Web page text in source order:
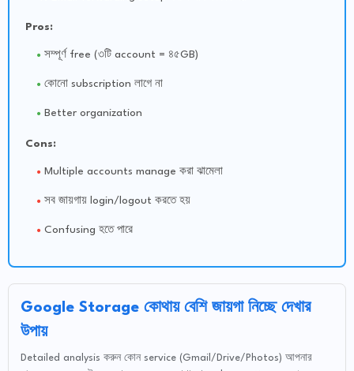
Pros:
সম্পূর্ণ free (৩টি account = ৪৫GB)
কোনো subscription লাগে না
Better organization
Cons:
Multiple accounts manage করা ঝামেলা
সব জায়গায় login/logout করতে হয়
Confusing হতে পারে
Google Storage কোথায় বেশি জায়গা নিচ্ছে দেখার
উপায়
Detailed analysis করুন কোন service (Gmail/Drive/Photos) আপনার